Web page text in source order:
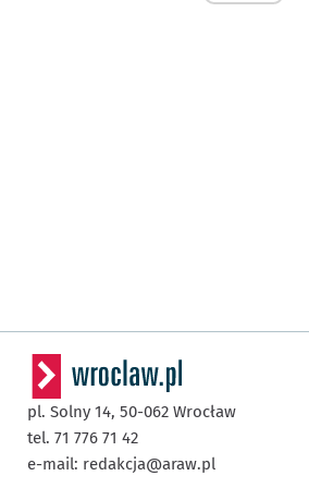
pl. Solny 14, 50-062 Wrocław
tel. 71 776 71 42
e-mail: redakcja@araw.pl